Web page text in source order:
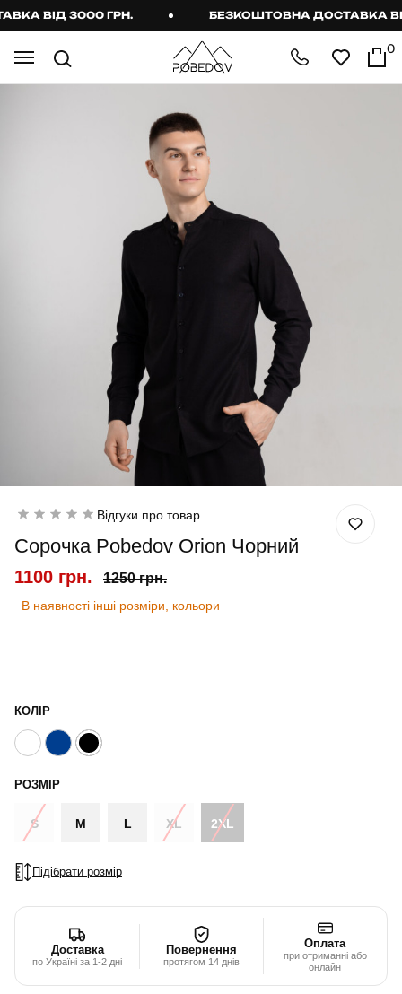
ВІД 3000 ГРН. БЕЗКОШТОВНА ДОСТАВКА ВІД
0
Відгуки про товар
Сорочка Pobedov Orion Чорний
1100 грн. 1250 грн.
В наявності інші розміри, кольори
КОЛІР
РОЗМІР
S M L XL 2XL
Підібрати розмір
Доставка
по Україні за 1-2 дні
Повернення
протягом 14 днів
Оплата
при отриманні або
онлайн